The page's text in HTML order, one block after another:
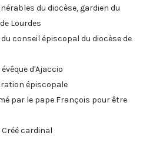
du diocèse, gardien du
Lourdes
conseil épiscopal du diocèse de
d'Ajaccio
épiscopale
par le pape François pour être
Créé cardinal